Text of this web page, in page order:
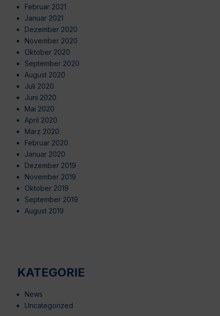
Februar 2021
Januar 2021
Dezember 2020
November 2020
Oktober 2020
September 2020
August 2020
Juli 2020
Juni 2020
Mai 2020
April 2020
März 2020
Februar 2020
Januar 2020
Dezember 2019
November 2019
Oktober 2019
September 2019
August 2019
KATEGORIE
News
Uncategorized